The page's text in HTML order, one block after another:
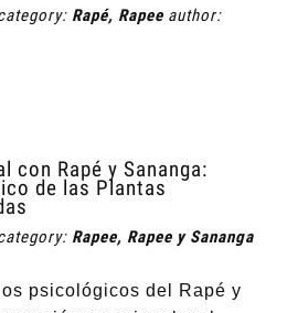
Rapé, Rapee author:
con Rapé y Sananga:
de las Plantas
Rapee, Rapee y Sananga
psicológicos del Rapé y